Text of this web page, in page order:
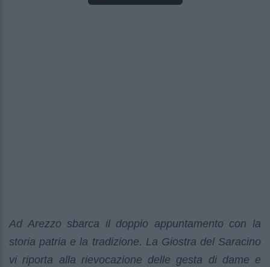
Ad Arezzo sbarca il doppio appuntamento con la
storia patria e la tradizione. La Giostra del Saracino
vi riporta alla rievocazione delle gesta di dame e